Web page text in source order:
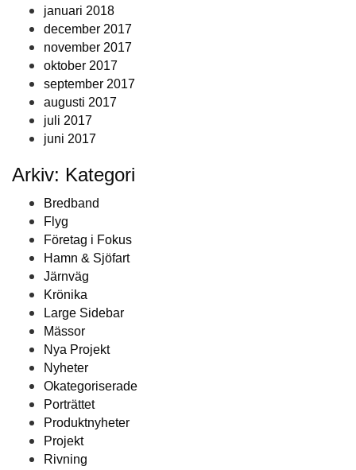
januari 2018
december 2017
november 2017
oktober 2017
september 2017
augusti 2017
juli 2017
juni 2017
Arkiv: Kategori
Bredband
Flyg
Företag i Fokus
Hamn & Sjöfart
Järnväg
Krönika
Large Sidebar
Mässor
Nya Projekt
Nyheter
Okategoriserade
Porträttet
Produktnyheter
Projekt
Rivning